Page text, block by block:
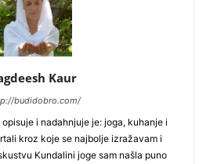
Kaur
budidobro.com/
i nadahnjuje je: joga, kuhanje i
kroz koje se najbolje izražavam i
Kundalini joge sam našla puno